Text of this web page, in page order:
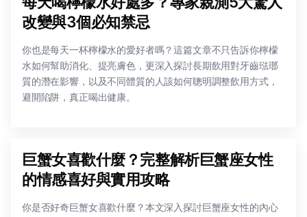
改變與3個必知禁忌
你也是每天一杯檸檬水的愛好者嗎？這篇文章不只告訴你檸檬
水如何幫助消化、提亮膚色，更深入探討長期飲用對牙齒琺瑯
質的潛在影響，以及不同體質的人該如何聰明調整飲用方式，
避開陷阱，真正喝出健康。
巨蟹女喜歡什麼？完整解析巨蟹座女性
的情感喜好與實用攻略
你是否好奇巨蟹女喜歡什麼？本文深入探討巨蟹座女性的內心